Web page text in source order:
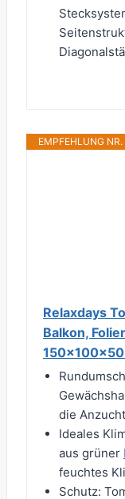
EMPFEHLUNG NR.
Relaxdays
Balkon,
150x100x50
die
Ideales
aus grüner
feuchtes
Schutz: